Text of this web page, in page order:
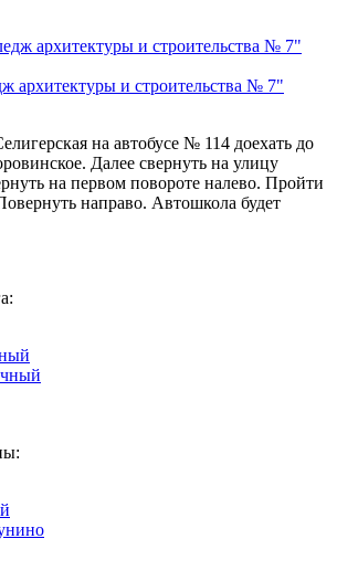
архитектуры и строительства № 7"
на автобусе № 114 доехать до
Далее свернуть на улицу
на первом повороте налево. Пройти
направо. Автошкола будет